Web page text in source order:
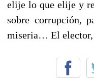
elije lo que elije y
sobre corrupción,
miseria… El elector,